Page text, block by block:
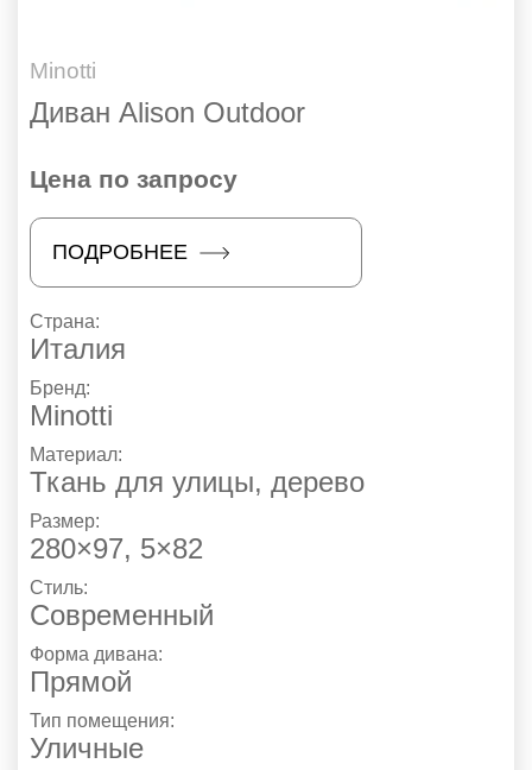
Minotti
Диван Alison Outdoor
Цена по запросу
ПОДРОБНЕЕ
Страна:
Италия
Бренд:
Minotti
Материал:
Ткань для улицы, дерево
Размер:
280×97, 5×82
Стиль:
Современный
Форма дивана:
Прямой
Тип помещения:
Уличные